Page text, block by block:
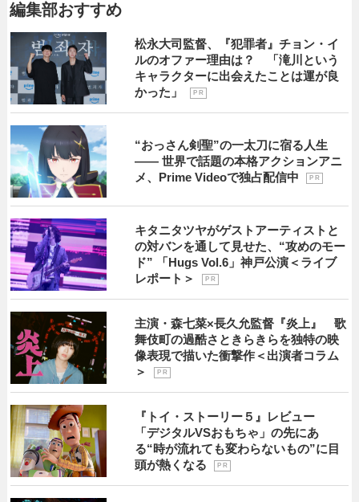
編集部おすすめ
松永大司監督、『犯罪者』チョン・イ
ルのオファー理由は？ 「滝川という
キャラクターに出会えたことは運が良
かった」
P R
“おっさん剣聖”の一太刀に宿る人生
―― 世界で話題の本格アクションアニ
メ、Prime Videoで独占配信中
P R
キタニタツヤがゲストアーティストと
の対バンを通して見せた、“攻めのモー
ド” 「Hugs Vol.6」神戸公演＜ライブ
レポート＞
P R
主演・森七菜×長久允監督『炎上』 歌
舞伎町の過酷さときらきらを独特の映
像表現で描いた衝撃作＜出演者コラム
＞
P R
『トイ・ストーリー５』レビュー
「デジタルVSおもちゃ」の先にあ
る“時が流れても変わらないもの”に目
頭が熱くなる
P R